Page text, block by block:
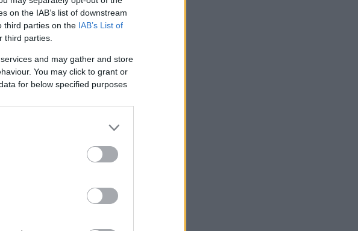
on the IAB’s list of downstream
third parties on the IAB’s List of
third parties.
and may gather and store
You may click to grant or
for below specified purposes
på